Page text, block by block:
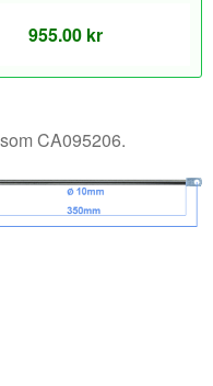
955.00 kr
CA095206.